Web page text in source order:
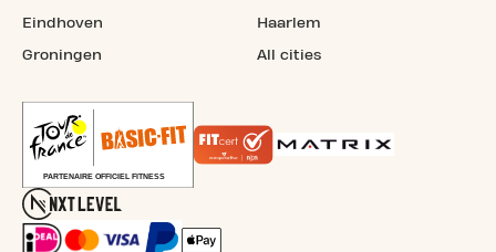
Eindhoven
Groningen
Haarlem
All cities